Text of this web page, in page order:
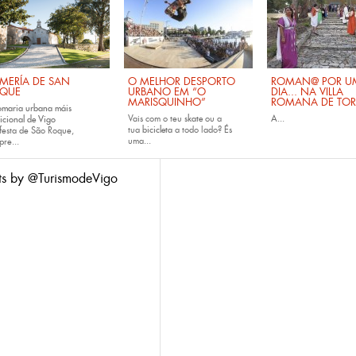
DE SAN
urbana máis
de Vigo
de São Roque,
O MELHOR DESPORTO
URBANO EM “O
MARISQUINHO”
Vais com o teu skateou a
tua bicicleta a todo lado? És
uma...
ROMAN@ POR
DIA... NA VILLA
ROMANA DE
A...
by @TurismodeVigo